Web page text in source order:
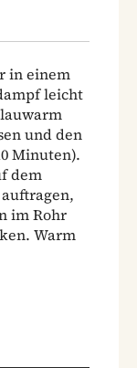
in einem
leicht
und den
Minuten).
dem
im Rohr
Warm